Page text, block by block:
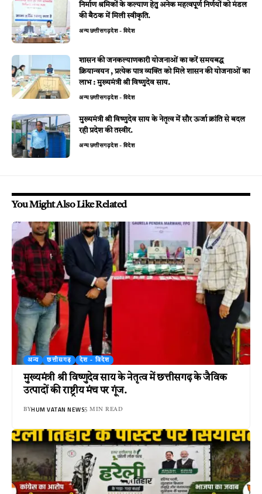
निर्माण श्रमिकों के कल्याण हेतु अनेक महत्वपूर्ण निर्णयों को मंडल
की बैठक में मिली स्वीकृति.
अन्यछत्तीसगढ़देश - विदेश
शासन की जनकल्याणकारी योजनाओं का करें समयबद्ध
क्रियान्वयन , प्रत्येक पात्र व्यक्ति को मिले शासन की योजनाओं का
लाभ : मुख्यमंत्री श्री विष्णुदेव साय.
अन्यछत्तीसगढ़देश - विदेश
मुख्यमंत्री श्री विष्णुदेव साय के नेतृत्व में सौर ऊर्जा क्रांति से बदल
रही प्रदेश की तस्वीर.
अन्यछत्तीसगढ़देश - विदेश
You Might Also Like Related
अन्य छत्तीसगढ़ देश - विदेश
मुख्यमंत्री श्री विष्णुदेव साय के नेतृत्व में छत्तीसगढ़ के जैविक
उत्पादों की राष्ट्रीय मंच पर गूंज.
BYHUM VATAN NEWS5 MIN READ